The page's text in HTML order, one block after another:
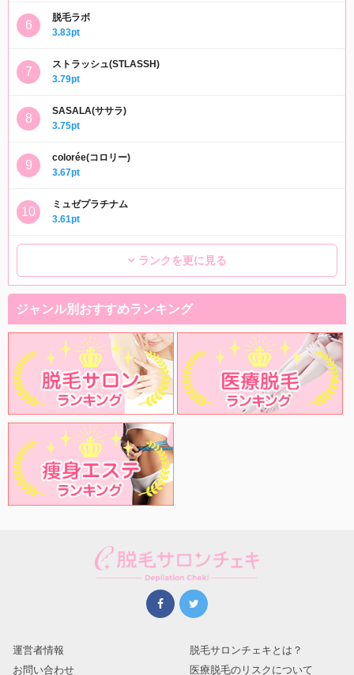
脱毛ラボ
3.83pt
ストラッシュ(STLASSH)
3.79pt
SASALA(ササラ)
3.75pt
colorée(コロリー)
3.67pt
ミュゼプラチナム
3.61pt
ランクを更に見る
ジャンル別おすすめランキング
運営者情報
脱毛サロンチェキとは？
お問い合わせ
医療脱毛のリスクについて